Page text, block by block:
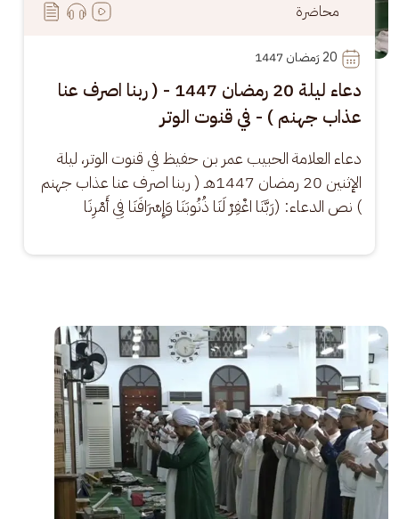
محاضرة
20
دعاء ليلة 20 رمضان 1447 - ( ربنا اصرف عنا
عذاب جهنم ) - في قنوت الوتر
دعاء العلامة الحبيب عمر بن حفيظ في قنوت الوتر، ليلة
الإثنين 20 رمضان 1447هـ ( ربنا اصرف عنا عذاب جهنم
) نص الدعاء: (رَبَّنَا اغْفِرْ لَنَا ذُنُوبَنَا وَإِسْرَافَنَا فِي أَمْرِنَا
الصورة